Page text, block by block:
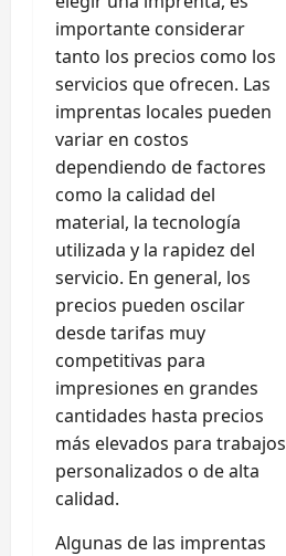
importante considerar
tanto los precios como los
servicios que ofrecen. Las
imprentas locales pueden
variar en costos
dependiendo de factores
como la calidad del
material, la tecnología
utilizada y la rapidez del
servicio. En general, los
precios pueden oscilar
desde tarifas muy
competitivas para
impresiones en grandes
cantidades hasta precios
más elevados para trabajos
personalizados o de alta
calidad.
Algunas de las imprentas